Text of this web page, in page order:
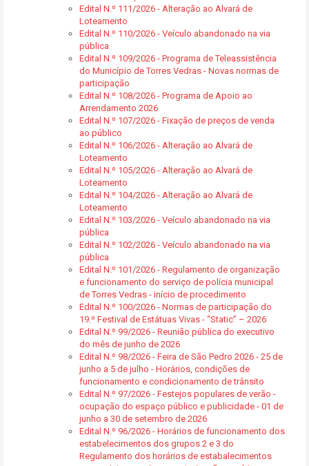
Edital N.º 111/2026 - Alteração ao Alvará de
Loteamento
Edital N.º 110/2026 - Veículo abandonado na via
pública
Edital N.º 109/2026 - Programa de Teleassistência
do Município de Torres Vedras - Novas normas de
participação
Edital N.º 108/2026 - Programa de Apoio ao
Arrendamento 2026
Edital N.º 107/2026 - Fixação de preços de venda
ao público
Edital N.º 106/2026 - Alteração ao Alvará de
Loteamento
Edital N.º 105/2026 - Alteração ao Alvará de
Loteamento
Edital N.º 104/2026 - Alteração ao Alvará de
Loteamento
Edital N.º 103/2026 - Veículo abandonado na via
pública
Edital N.º 102/2026 - Veículo abandonado na via
pública
Edital N.º 101/2026 - Regulamento de organização
e funcionamento do serviço de polícia municipal
de Torres Vedras - início de procedimento
Edital N.º 100/2026 - Normas de participação do
19.º Festival de Estátuas Vivas - “Static” – 2026
Edital N.º 99/2026 - Reunião pública do executivo
do mês de junho de 2026
Edital N.º 98/2026 - Feira de São Pedro 2026 - 25 de
junho a 5 de julho - Horários, condições de
funcionamento e condicionamento de trânsito
Edital N.º 97/2026 - Festejos populares de verão -
ocupação do espaço público e publicidade - 01 de
junho a 30 de setembro de 2026
Edital N.º 96/2026 - Horários de funcionamento dos
estabelecimentos dos grupos 2 e 3 do
Regulamento dos horários de estabalecimentos